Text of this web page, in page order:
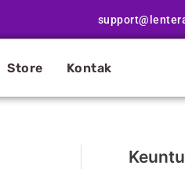
Store Kontak